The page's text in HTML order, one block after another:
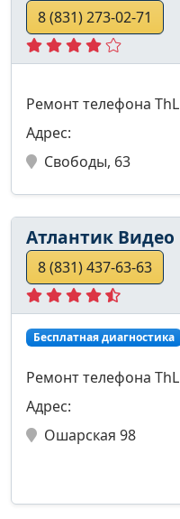
8 (831) 273-02-71
Ремонт телефона ThL
Адрес:
Свободы, 63
Атлантик Видео
8 (831) 437-63-63
Бесплатная диагностика
Ремонт телефона ThL
Адрес:
Ошарская 98